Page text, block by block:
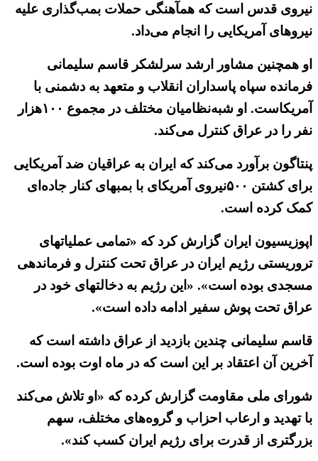
نیروی قدس است که همآهنگی حملات بمب‌گذاری علیه
نیروهای آمریکایی را انجام می‌داد.
او همچنین مشاور ارشد سرلشکر قاسم سلیمانی
فرمانده سپاه پاسداران انقلاب و متعهد به دشمنی با
آمریکاست. او شبه‌نظامیان مختلف در مجموع ۱۰۰هزار
نفر را در عراق کنترل می‌کند.
پنتاگون برآورد می‌کند که ایران به عراقیان ضد آمریکایی
برای کشتن ۵۰۰نیروی آمریکای با بمبهای کنار جاده‌ای
کمک کرده است.
اپوزیسیون ایران گزارش کرد که «تمامی عملیاتهای
تروریستی رژیم ایران در عراق تحت کنترل و فرماندهی
مسجدی بوده است». «این رژیم به دخالتهای خود در
عراق تحت پوش سفیر ادامه داده است».
قاسم سلیمانی چندین بازدید از عراق داشته است که
آخرین آن اعتقاد بر این است که در ماه اوت بوده است.
شورای ملی مقاومت گزارش کرده که «او تلاش می‌کند
با تهدید و ارعاب احزاب و گروه‌های مختلف، سهم
بزرگتری از قدرت برای رژیم ایران کسب کند».